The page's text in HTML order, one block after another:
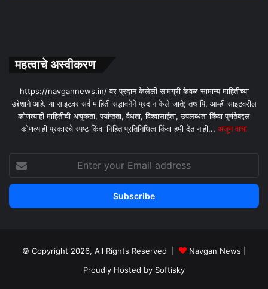
महत्वाचे अस्वीकरण
https://navgannews.in/ वर प्रदान केलेली सामग्री केवळ सामान्य माहितीच्या
उद्देशाने आहे. या साइटवर सर्व माहिती सद्भावनेने प्रदान केले जाते; तथापि, आम्ही साइटवरील
कोणत्याही माहितीची अचूकता, पर्याप्तता, वैधता, विश्वासार्हता, उपलब्धता किंवा पूर्णतेबद्दल
कोणत्याही प्रकारचे स्पष्ट किंवा निहित प्रतिनिधित्व किंवा हमी देत ​​नाही... अजून वाचा
your
Email
© Copyright 2026, All Rights Reserved | Navgan News
Proudly Hosted by Softisky